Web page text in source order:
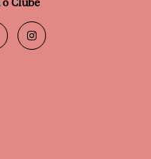
o Clube